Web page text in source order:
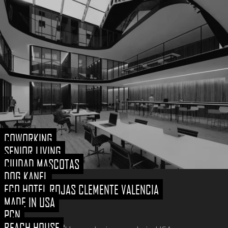
COWORKING
SENIOR LIVING
CIUDAD MASCOTAS
DOG KANEL
ECO HOTEL ROJAS CLEMENTE VALENCIA
MADE IN USA
PCN